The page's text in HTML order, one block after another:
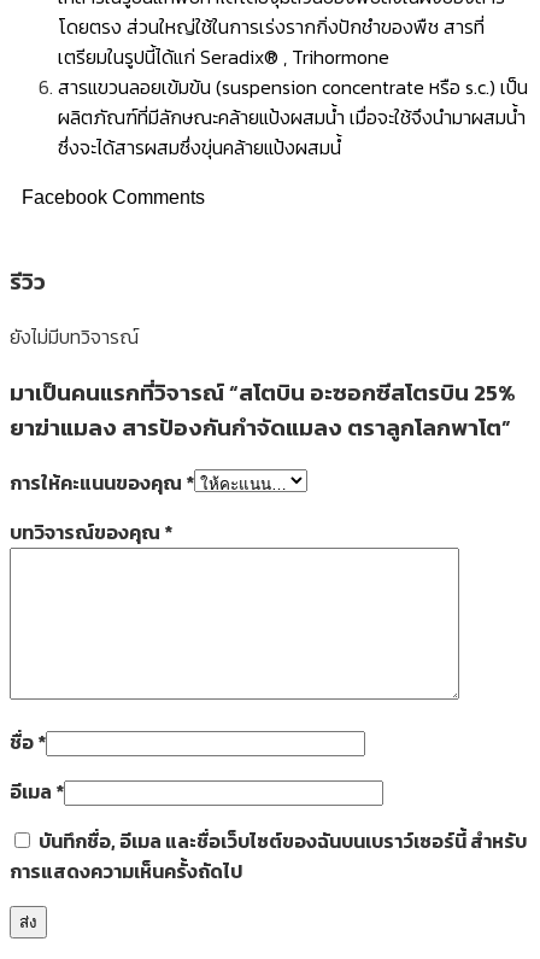
โดยตรง ส่วนใหญ่ใช้ในการเร่งรากกิ่งปักชำของพืช สารที่
เตรียมในรูปนี้ได้แก่ Seradix® , Trihormone
สารแขวนลอยเข้มข้น (suspension concentrate หรือ s.c.) เป็น
ผลิตภัณฑ์ที่มีลักษณะคล้ายแป้งผสมนํ้า เมื่อจะใช้จึงนำมาผสมนํ้า
ซึ่งจะได้สารผสมซึ่งขุ่นคล้ายแป้งผสมนํ้
Facebook Comments
รีวิว
ยังไม่มีบทวิจารณ์
มาเป็นคนแรกที่วิจารณ์ “สโตบิน อะซอกซีสโตรบิน 25%
ยาฆ่าแมลง สารป้องกันกำจัดแมลง ตราลูกโลกพาโต”
การให้คะแนนของคุณ *
บทวิจารณ์ของคุณ *
ชื่อ*
อีเมล *
บันทึกชื่อ, อีเมล และชื่อเว็บไซต์ของฉันบนเบราว์เซอร์นี้ สำหรับ
การแสดงความเห็นครั้งถัดไป